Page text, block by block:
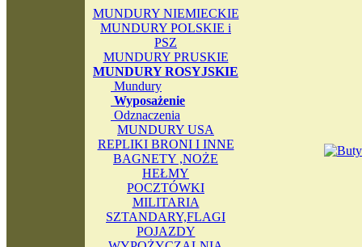
MUNDURY NIEMIECKIE
MUNDURY POLSKIE i
PSZ
MUNDURY PRUSKIE
MUNDURY ROSYJSKIE
Mundury
Wyposażenie
Odznaczenia
MUNDURY USA
REPLIKI BRONI I INNE
BAGNETY ,NOŻE
HEŁMY
POCZTÓWKI
MILITARIA
SZTANDARY,FLAGI
POJAZDY